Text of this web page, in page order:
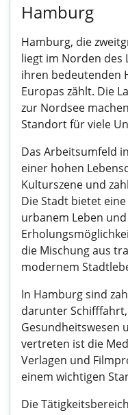
Hamburg
Hamburg, die
liegt im Norden des
ihren bedeutenden
Europas zählt. Die
zur Nordsee
Standort für viele
Das Arbeitsumfeld
einer hohen
Kulturszene und
Die Stadt bietet
urbanem Leben
die Mischung aus
modernem
In Hamburg sind
darunter
Gesundheitswesen
vertreten ist die
Verlagen und
einem wichtigen
Die